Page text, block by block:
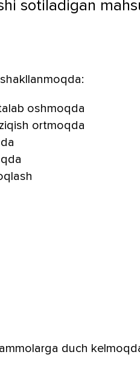
sotiladigan
oshmoqda
ortmoqda
duch